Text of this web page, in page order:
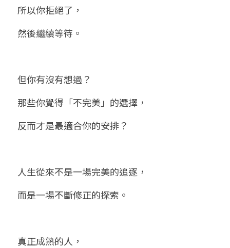
所以你拒絕了，
然後繼續等待。
但你有沒有想過？
那些你覺得「不完美」的選擇，
反而才是最適合你的安排？
人生從來不是一場完美的追逐，
而是一場不斷修正的探索。
真正成熟的人，